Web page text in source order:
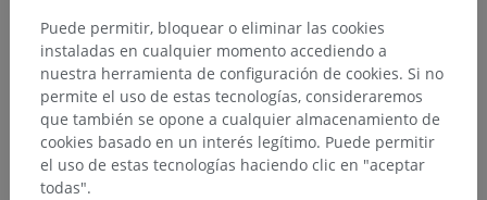
Puede permitir, bloquear o eliminar las cookies
instaladas en cualquier momento accediendo a
nuestra herramienta de configuración de cookies. Si no
permite el uso de estas tecnologías, consideraremos
que también se opone a cualquier almacenamiento de
cookies basado en un interés legítimo. Puede permitir
el uso de estas tecnologías haciendo clic en "aceptar
todas".